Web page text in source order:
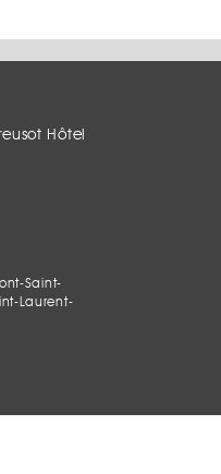
Hôtel
Saint-
Laurent-